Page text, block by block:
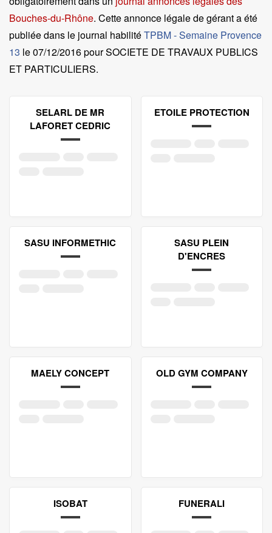
Bouches-du-Rhône. Cette annonce légale de gérant a été
publiée dans le journal habilitéTPBM - Semaine Provence
13 le07/12/2016 pour SOCIETE DE TRAVAUX PUBLICS
ET PARTICULIERS.
SELARL DE MR
LAFORET CEDRIC
ETOILE PROTECTION
SASU INFORMETHIC
SASU PLEIN
D'ENCRES
MAELY CONCEPT OLD GYM COMPANY
ISOBAT FUNERALI